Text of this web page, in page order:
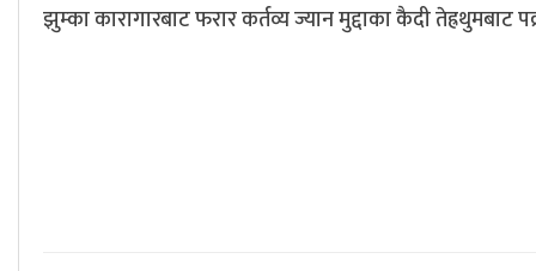
झुम्का कारागारबाट फरार कर्तव्य ज्यान मुद्दाका कैदी तेह्रथुमबाट